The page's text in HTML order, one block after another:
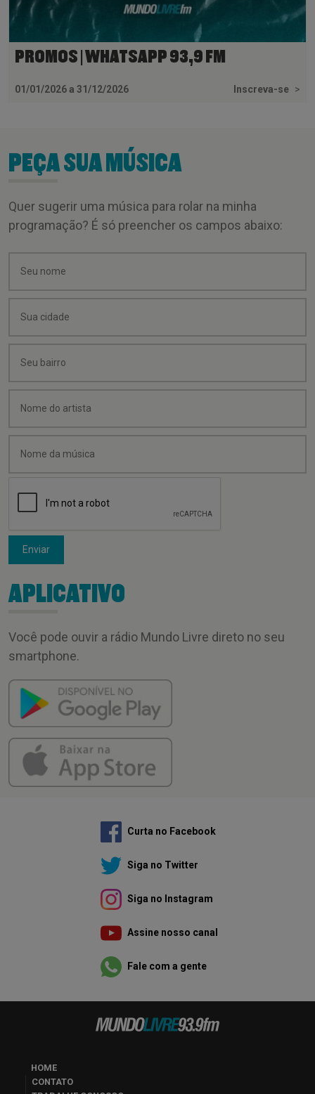
PROMOS | WHATSAPP 93,9 FM
01/01/2026 a 31/12/2026 Inscreva-se >
PEÇA SUA MÚSICA
Quer sugerir uma música para rolar na minha
programação? É só preencher os campos abaixo:
Enviar
APLICATIVO
Você pode ouvir a rádio Mundo Livre direto no seu
smartphone.
Curta no Facebook
Siga no Twitter
Siga no Instagram
Assine nosso canal
Fale com a gente
HOME
CONTATO